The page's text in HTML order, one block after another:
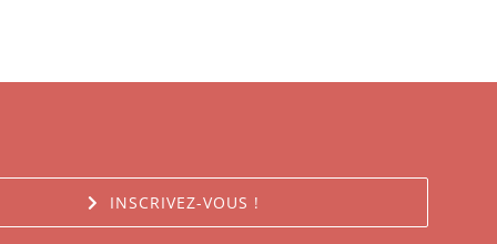
INSCRIVEZ-VOUS !